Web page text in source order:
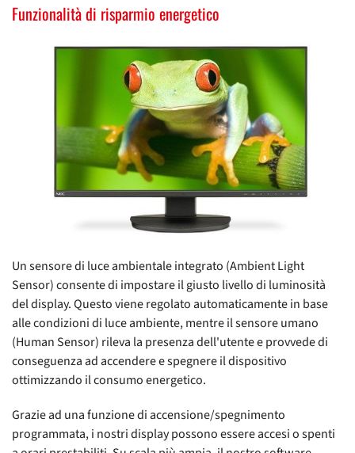
Funzionalità di risparmio energetico
Un sensore di luce ambientale integrato (Ambient Light
Sensor) consente di impostare il giusto livello di luminosità
del display. Questo viene regolato automaticamente in base
alle condizioni di luce ambiente, mentre il sensore umano
(Human Sensor) rileva la presenza dell'utente e provvede di
conseguenza ad accendere e spegnere il dispositivo
ottimizzando il consumo energetico.
Grazie ad una funzione di accensione/spegnimento
programmata, i nostri display possono essere accesi o spenti